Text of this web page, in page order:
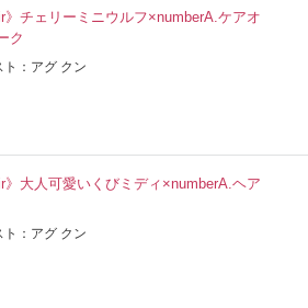
》チェリーミニウルフ×numberA.ケアオ
ク
ト：アグ クン
》大人可愛いくびミディ×numberA.ヘア
ト：アグ クン